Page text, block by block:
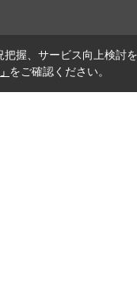
握、サービス向上検討
をご確認ください。